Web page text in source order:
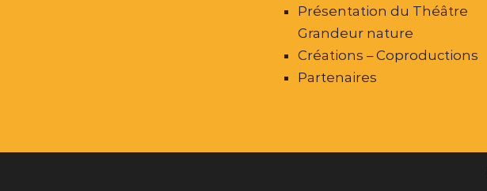
Présentation du Théâtre
Grandeur nature
Créations – Coproductions
Partenaires